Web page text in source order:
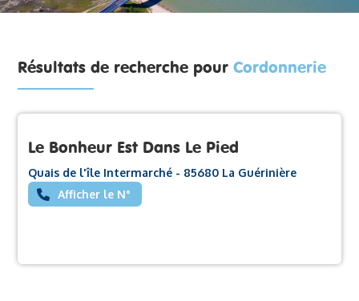
Résultats de recherche pourCordonnerie
Le Bonheur Est Dans Le Pied
Quais de l'île Intermarché - 85680 La Guérinière
Afficher le N°